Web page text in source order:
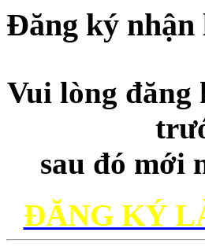
Đăng ký nhận
Vui lòng đăng
sau đó mới
ĐĂNG KÝ